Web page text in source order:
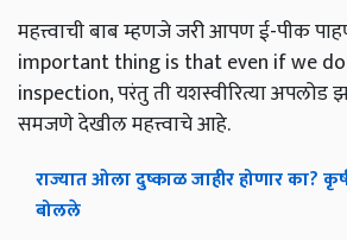
महत्त्वाची बाब म्हणजे जरी आपण ई-पीक
important thing is that even if we
inspection, परंतु ती यशस्वीरित्या अपलोड
समजणे देखील महत्त्वाचे आहे.
राज्यात ओला दुष्काळ जाहीर होणार का?
बोलले